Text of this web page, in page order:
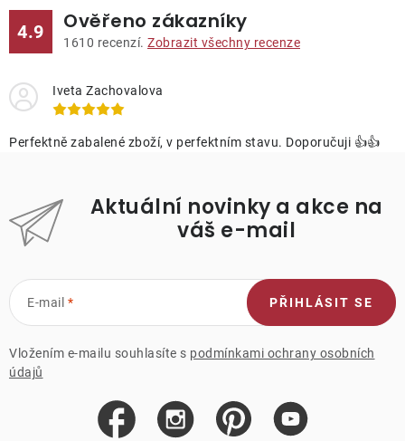
4.9 Ověřeno zákazníky
1610 recenzí. Zobrazit všechny recenze
Iveta Zachovalova
Perfektně zabalené zboží, v perfektním stavu. Doporučuji 👍👍
Aktuální novinky a akce na
váš e-mail
E-mail
Vložením e-mailu souhlasíte s podmínkami ochrany osobních
údajů
PŘIHLÁSIT SE